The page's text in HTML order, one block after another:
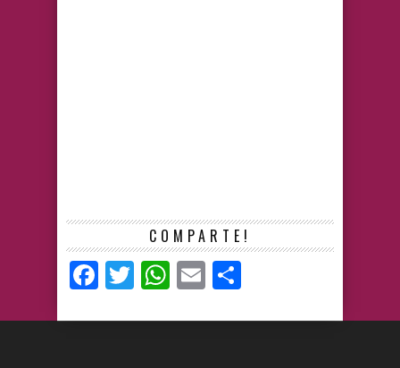
COMPARTE!
Facebook
TwitterWhatsApp
Email